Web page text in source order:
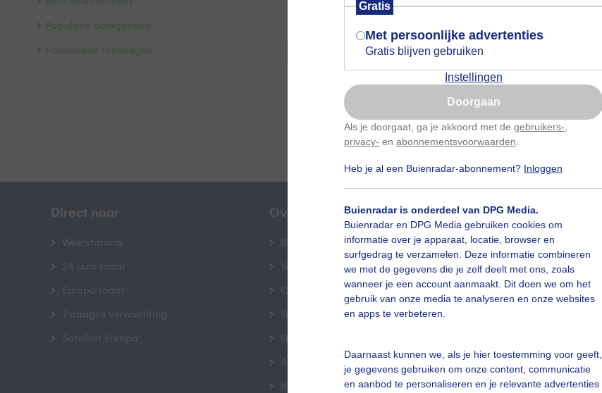
Gratis
Met persoonlijke advertenties
Gratis blijven gebruiken
Instellingen
Doorgaan
Als je doorgaat, ga je akkoord met de gebruikers-
privacy- en abonnementsvoorwaarden
Heb je al een Buienradar-abonnement? Inloggen
Buienradar is onderdeel van DPG Media.
Buienradar en DPG Media gebruiken cookies om
informatie over je apparaat, locatie, browser en
surfgedrag te verzamelen. Deze informatie combineren
we met de gegevens die je zelf deelt met ons, zoals
wanneer je een account aanmaakt. Dit doen we om het
gebruik van onze media te analyseren en onze websites
en apps te verbeteren.
Daarnaast kunnen we, als je hier toestemming voor geeft,
je gegevens gebruiken om onze content, communicatie
en aanbod te personaliseren en je relevante advertenties
Bekijk slideshow
Een moment geduld aub...
Populaire categorieën
Foto/video toevoegen
Direct naar
Weerstations
24 uurs radar
Europa radar
7-daagse verwachting
Satelliet Europa
Over Buienradar
Bedrijfsgegevens
Veelgestelde vragen
Contact
Toegankelijkheid
Gebruikersvoorwaarden
Adverteren
Buienradar Team
Mijn weer
De Bilt
gegeven, verschijnt er zo een pop-up uit
je browser waarin deze toestemming
gevraagd wordt.
Is goed, toon de popup
Nu niet, misschien later
Gebruik je Safari en wil je niet elke dag deze pop-up
Klikhierom dit aan te passen